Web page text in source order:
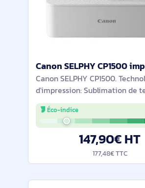
Canon SELPHY CP1500.
d'impression: Sublimation de
Résolution maximale: 300 x
Format d’impression
(10x15 cm). Wifi. Impression
Éco-indice
147,90€ HT
177,48€ TTC